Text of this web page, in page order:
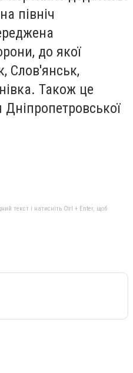
північ
до якої
Слов'янськ,
Також це
текст і натисніть Ctrl + Enter, щоб